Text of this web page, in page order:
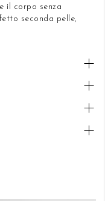
il corpo senza
seconda pelle,